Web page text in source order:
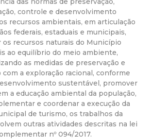
controle e desenvolvimento
recursos ambientais, em articulação
federais, estaduais e municipais,
os recursos naturais do Município
ao equilíbrio do meio ambiente,
as medidas de preservação e
com a exploração racional, conforme
sustentável, promover
a educação ambiental da população,
e coordenar a execução da
de turismo, os trabalhos da
outras atividades descritas na lei
nº 094/2017.